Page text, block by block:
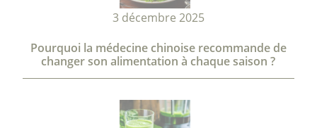
3 décembre 2025
Pourquoi la médecine chinoise recommande de
changer son alimentation à chaque saison ?